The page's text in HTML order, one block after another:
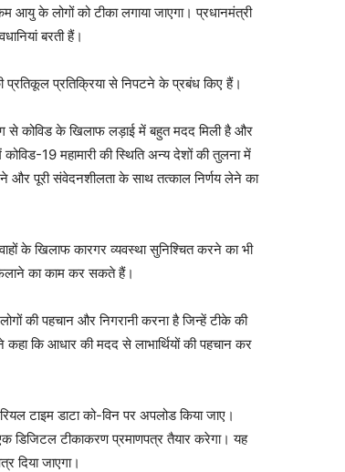
के लोगों को टीका लगाया जाएगा। प्रधानमंत्री
बरती हैं।
प्रतिकूल प्रतिक्रिया से निपटने के प्रबंध किए हैं।
से कोविड के खिलाफ लड़ाई में बहुत मदद मिली है और
19 महामारी की स्थिति अन्‍य देशों की तुलना में
और पूरी संवेदनशीलता के साथ तत्‍काल निर्णय लेने का
के खिलाफ कारगर व्‍यवस्‍था सुनिश्चित करने का भी
का काम कर सकते हैं।
की पहचान और निगरानी करना है जिन्‍हें टीके की
कि आधार की मदद से लाभार्थियों की पहचान कर
टाइम डाटा को-विन पर अपलोड किया जाए।
डिजिटल टीकाकरण प्रमाणपत्र तैयार करेगा। यह
दिया जाएगा।